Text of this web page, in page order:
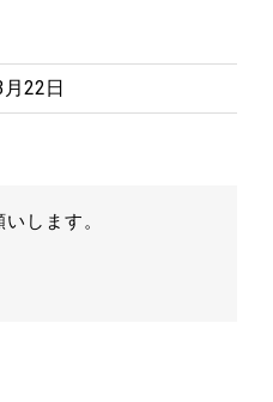
22日
します。